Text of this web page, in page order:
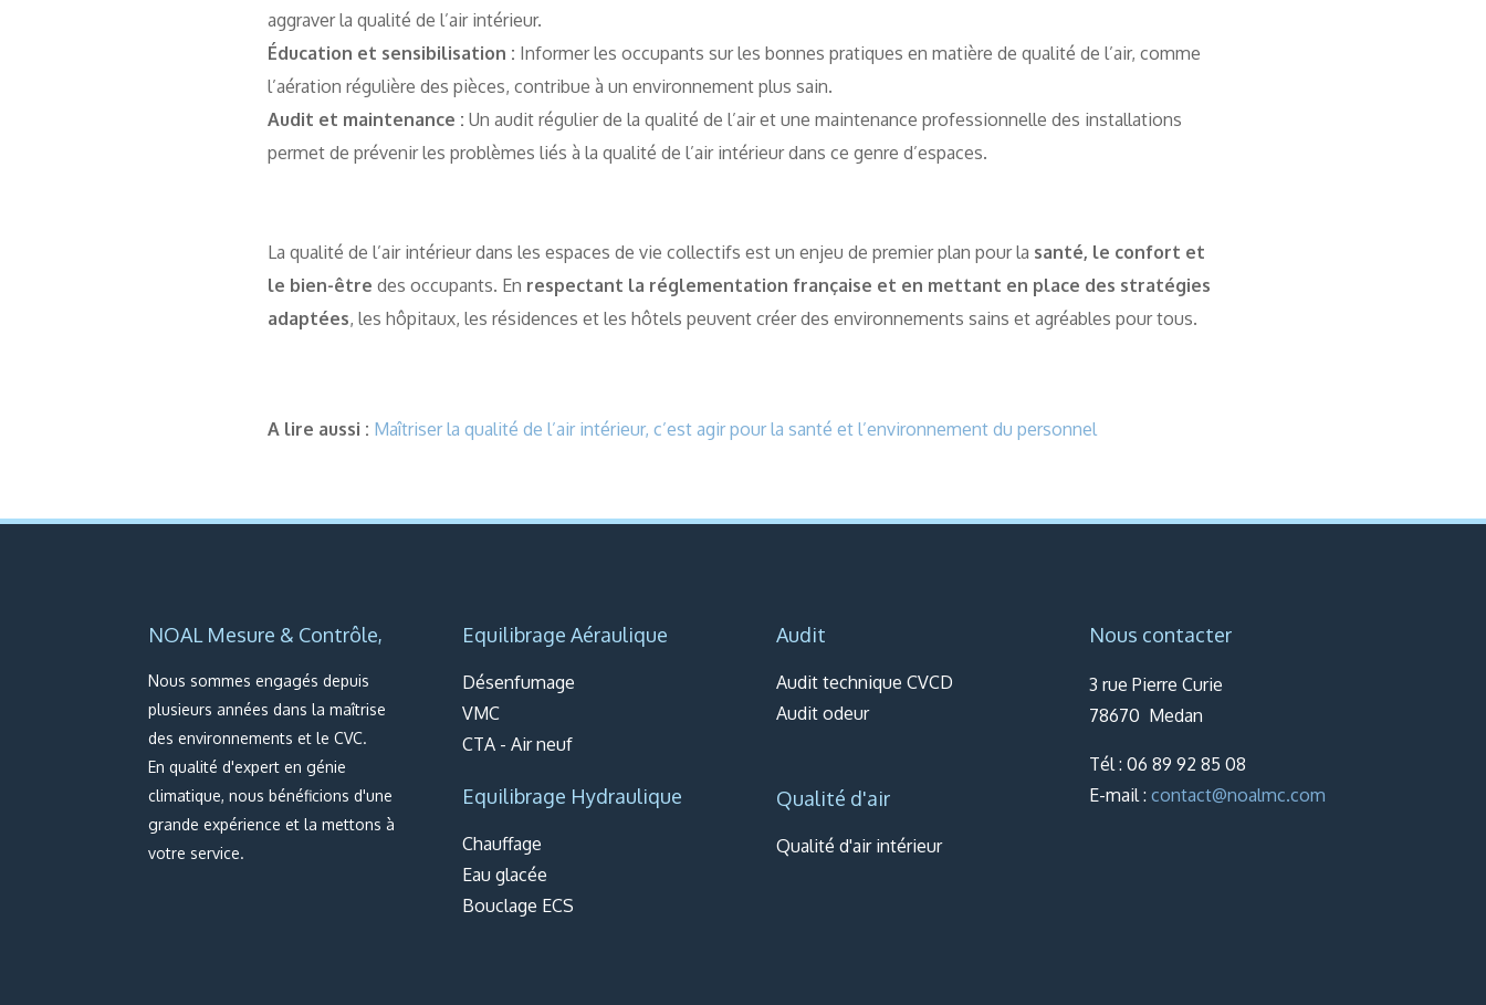
aggraver la qualité de l’air intérieur.
Éducation et sensibilisation : Informer les occupants sur les bonnes pratiques en matière de qualité de l’air, comme
l’aération régulière des pièces, contribue à un environnement plus sain.
Audit et maintenance : Un audit régulier de la qualité de l’air et une maintenance professionnelle des installations
permet de prévenir les problèmes liés à la qualité de l’air intérieur dans ce genre d’espaces.
La qualité de l’air intérieur dans les espaces de vie collectifs est un enjeu de premier plan pour la santé, le confort et
le bien-être des occupants. En respectant la réglementation française et en mettant en place des stratégies
adaptées, les hôpitaux, les résidences et les hôtels peuvent créer des environnements sains et agréables pour tous.
A lire aussi : Maîtriser la qualité de l’air intérieur, c’est agir pour la santé et l’environnement du personnel
NOAL Mesure & Contrôle,
Nous sommes engagés depuis
plusieurs années dans la maîtrise
des environnements et le CVC.
En qualité d'expert en génie
climatique, nous bénéficions d'une
grande expérience et la mettons à
votre service.
Equilibrage Aéraulique
Désenfumage
VMC
CTA - Air neuf
Equilibrage Hydraulique
Chauffage
Eau glacée
Bouclage ECS
Audit
Audit technique CVCD
Audit odeur
Qualité d'air
Qualité d'air intérieur
Nous contacter
3 rue Pierre Curie
78670 Medan
Tél : 06 89 92 85 08
E-mail :contact@noalmc.com